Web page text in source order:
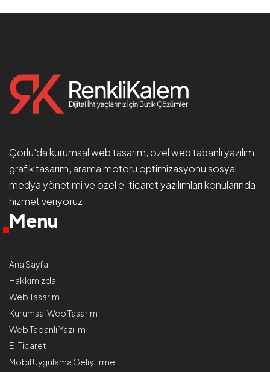
Çorlu'dakurumsal web tasarım, özel web tabanlı yazılım,
grafik tasarım, arama motoru optimizasyonusosyal
medya yönetimive özel e-ticaret yazılımları konularında
hizmet veriyoruz.
Menu
Ana Sayfa
Hakkımızda
Web Tasarım
Kurumsal Web Tasarım
Web Tabanlı Yazılım
E-Ticaret
Mobil Uygulama Geliştirme